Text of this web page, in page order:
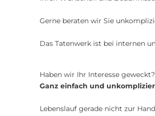
Gerne beraten wir Sie
Das Tatenwerk ist bei internen
Haben wir Ihr Interesse
Ganz einfach und
Lebenslauf gerade nicht zur